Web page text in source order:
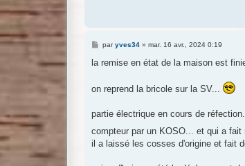
M
s
e
paryves34» mar. 16 avr., 2024 0:19
la remise en état de la maison est
on reprend la bricole sur la SV...
partie électrique en cours de
compteur par un KOSO... et qui a fait
il a laissé les cosses d'origine et fait